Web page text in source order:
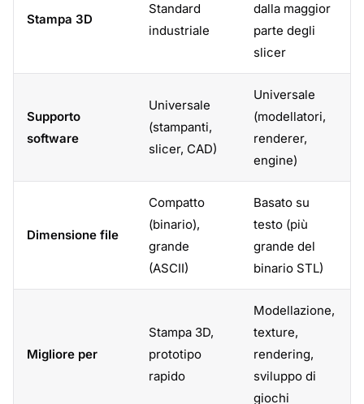
Stampa 3D
Standard
industriale
dalla maggior
parte degli
slicer
Supporto
software
Universale
(stampanti,
slicer, CAD)
Universale
(modellatori,
renderer,
engine)
Dimensione file
Compatto
(binario),
grande
(ASCII)
Basato su
testo (più
grande del
binario STL)
Migliore per
Stampa 3D,
prototipo
rapido
Modellazione,
texture,
rendering,
sviluppo di
giochi